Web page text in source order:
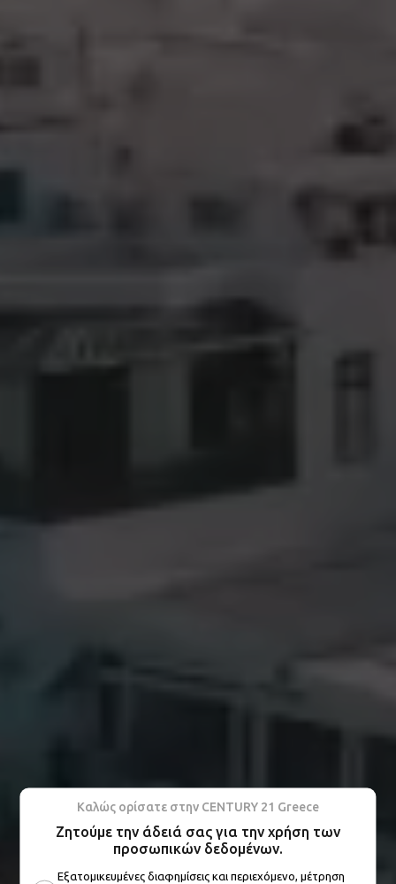
Καλώς ορίσατε στην CENTURY 21 Greece
Ζητούμε την άδειά σας για την χρήση των
προσωπικών δεδομένων.
Εξατομικευμένες διαφημίσεις και περιεχόμενο, μέτρηση